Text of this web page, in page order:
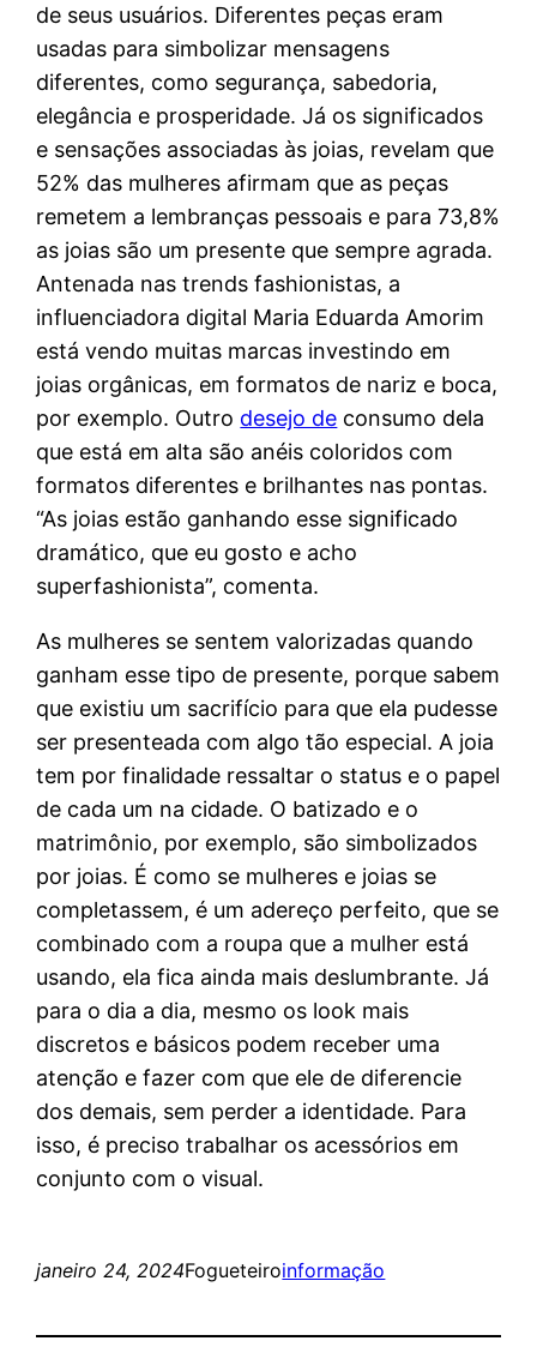
de seus usuários. Diferentes peças eram
usadas para simbolizar mensagens
diferentes, como segurança, sabedoria,
elegância e prosperidade. Já os significados
e sensações associadas às joias, revelam que
52% das mulheres afirmam que as peças
remetem a lembranças pessoais e para 73,8%
as joias são um presente que sempre agrada.
Antenada nas trends fashionistas, a
influenciadora digital Maria Eduarda Amorim
está vendo muitas marcas investindo em
joias orgânicas, em formatos de nariz e boca,
por exemplo. Outro desejo de consumo dela
que está em alta são anéis coloridos com
formatos diferentes e brilhantes nas pontas.
“As joias estão ganhando esse significado
dramático, que eu gosto e acho
superfashionista”, comenta.
As mulheres se sentem valorizadas quando
ganham esse tipo de presente, porque sabem
que existiu um sacrifício para que ela pudesse
ser presenteada com algo tão especial. A joia
tem por finalidade ressaltar o status e o papel
de cada um na cidade. O batizado e o
matrimônio, por exemplo, são simbolizados
por joias. É como se mulheres e joias se
completassem, é um adereço perfeito, que se
combinado com a roupa que a mulher está
usando, ela fica ainda mais deslumbrante. Já
para o dia a dia, mesmo os look mais
discretos e básicos podem receber uma
atenção e fazer com que ele de diferencie
dos demais, sem perder a identidade. Para
isso, é preciso trabalhar os acessórios em
conjunto com o visual.
janeiro 24, 2024Fogueteiroinformação